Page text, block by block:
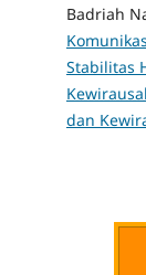
Badriah
Stabilitas
dan